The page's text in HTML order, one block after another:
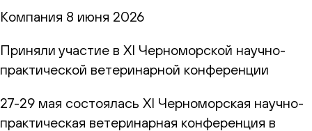
Компания 8 июня 2026
Приняли участие в XI Черноморской научно-
практической ветеринарной конференции
27-29 мая состоялась XI Черноморская научно-
практическая ветеринарная конференция в